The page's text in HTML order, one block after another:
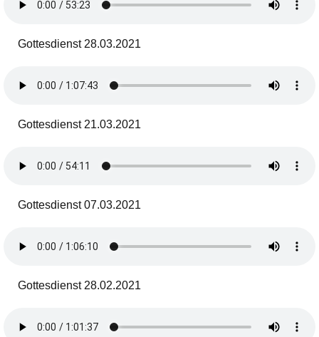
Gottesdienst 28.03.2021
Gottesdienst 21.03.2021
Gottesdienst 07.03.2021
Gottesdienst 28.02.2021